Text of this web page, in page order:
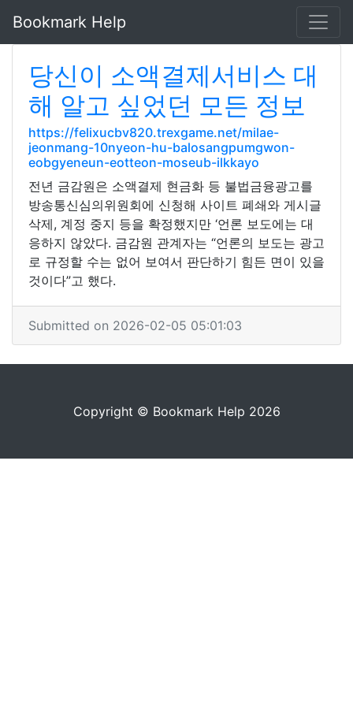
Bookmark Help
당신이 소액결제서비스 대
해 알고 싶었던 모든 정보
https://felixucbv820.trexgame.net/milae-
jeonmang-10nyeon-hu-balosangpumgwon-
eobgyeneun-eotteon-moseub-ilkkayo
전년 금감원은 소액결제 현금화 등 불법금융광고를
방송통신심의위원회에 신청해 사이트 폐쇄와 게시글
삭제, 계정 중지 등을 확정했지만 ‘언론 보도에는 대
응하지 않았다. 금감원 관계자는 “언론의 보도는 광고
로 규정할 수는 없어 보여서 판단하기 힘든 면이 있을
것이다”고 했다.
Submitted on 2026-02-05 05:01:03
Copyright © Bookmark Help 2026